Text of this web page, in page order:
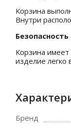
Корзина
Внутри
Корзина
изделие легко
Бренд